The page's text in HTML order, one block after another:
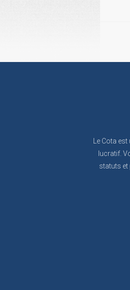
Le Cota
lucratif.
statuts